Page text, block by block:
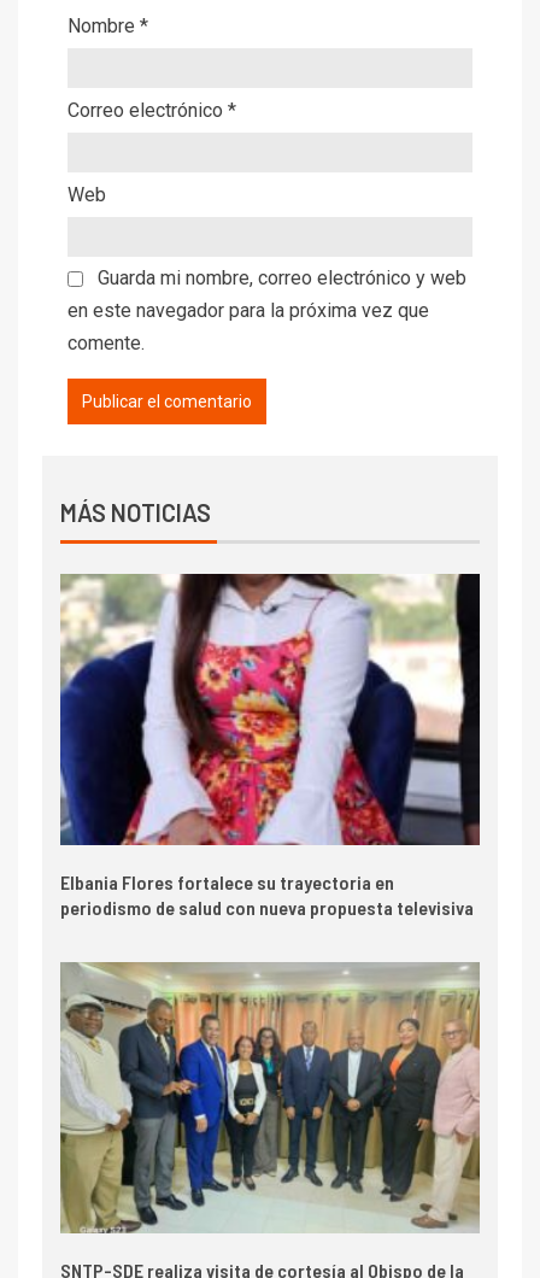
Nombre *
Correo electrónico *
Web
Guarda mi nombre, correo electrónico y web
en este navegador para la próxima vez que
comente.
MÁS NOTICIAS
Elbania Flores fortalece su trayectoria en
periodismo de salud con nueva propuesta televisiva
SNTP-SDE realiza visita de cortesía al Obispo de la